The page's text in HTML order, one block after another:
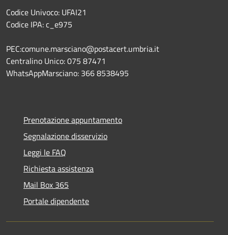
Codice Univoco: UFAI21
Codice IPA: c_e975
PEC:comune.marsciano@postacert.umbria.it
Centralino Unico: 075 87471
WhatsAppMarsciano: 366 8538495
Prenotazione appuntamento
Segnalazione disservizio
Leggi le FAQ
Richiesta assistenza
Mail Box 365
Portale dipendente